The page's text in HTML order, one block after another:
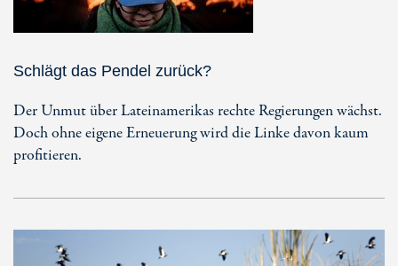
Schlägt das Pendel zurück?
Der Unmut über Lateinamerikas rechte Regierungen wächst.
Doch ohne eigene Erneuerung wird die Linke davon kaum
profitieren.